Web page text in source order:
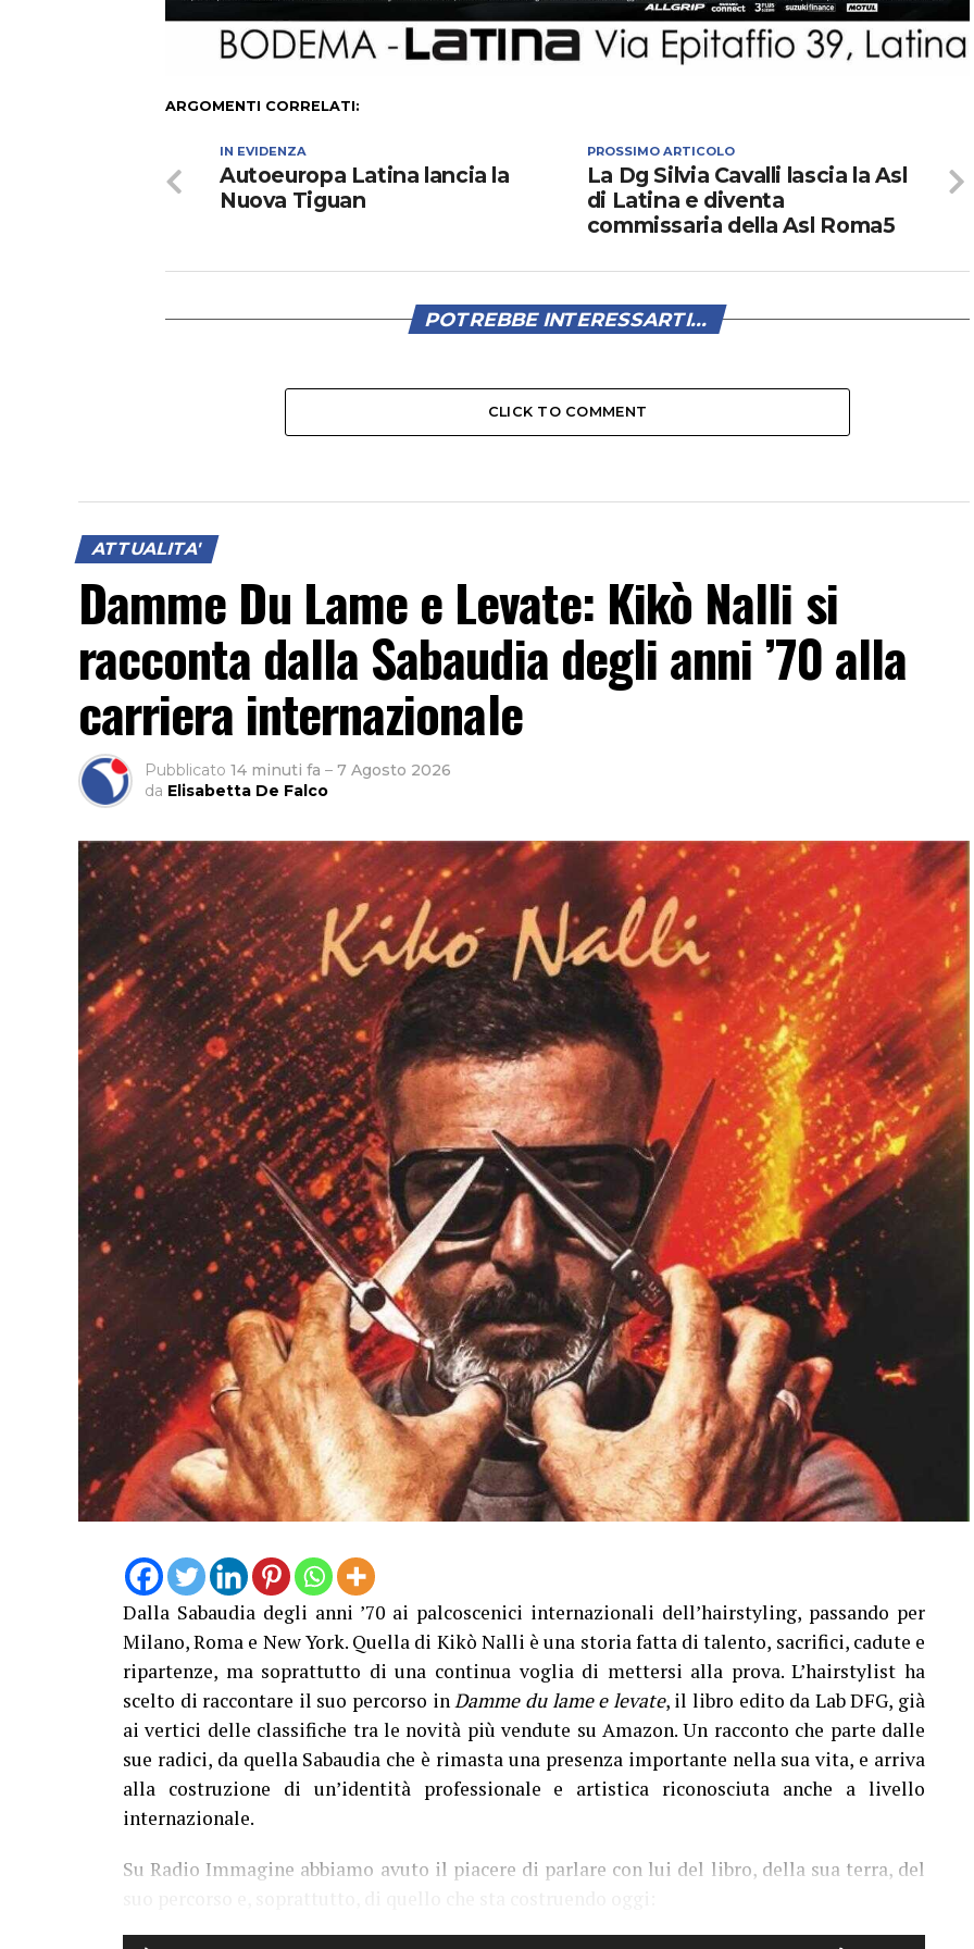
ARGOMENTI CORRELATI:
PROSSIMO ARTICOLO
La Dg Silvia Cavalli lascia la Asl
di Latina e diventa
commissaria della Asl Roma5
IN EVIDENZA
Autoeuropa Latina lancia la
Nuova Tiguan
POTREBBE INTERESSARTI...
CLICK TO COMMENT
ATTUALITA'
Damme Du Lame e Levate: Kikò Nalli si
racconta dalla Sabaudia degli anni ’70 alla
carriera internazionale
Pubblicato 14 minuti fa – 7 Agosto 2026
da Elisabetta De Falco
Dalla Sabaudia degli anni ’70 ai palcoscenici internazionali dell’hairstyling, passando per
Milano, Roma e New York. Quella di Kikò Nalli è una storia fatta di talento, sacrifici, cadute e
ripartenze, ma soprattutto di una continua voglia di mettersi alla prova. L’hairstylist ha
scelto di raccontare il suo percorso inDamme du lame e levate, il libro edito da Lab DFG, già
ai vertici delle classifiche tra le novità più vendute su Amazon. Un racconto che parte dalle
sue radici, da quella Sabaudia che è rimasta una presenza importante nella sua vita, e arriva
alla costruzione di un’identità professionale e artistica riconosciuta anche a livello
internazionale.
Su Radio Immagine abbiamo avuto il piacere di parlare con lui del libro, della sua terra, del